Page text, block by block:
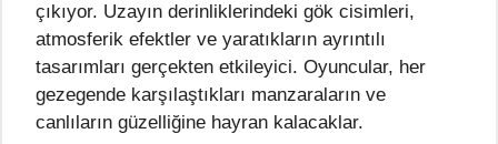
çıkıyor. Uzayın derinliklerindeki gök cisimleri,
atmosferik efektler ve yaratıkların ayrıntılı
tasarımları gerçekten etkileyici. Oyuncular, her
gezegende karşılaştıkları manzaraların ve
canlıların güzelliğine hayran kalacaklar.